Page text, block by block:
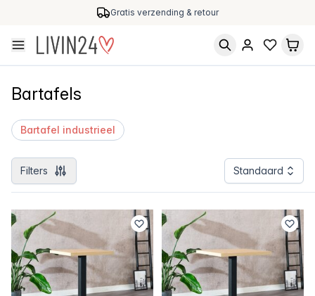
Bezoek ons Experience Center in Amersfoort
Bartafels
Bartafel industrieel
Filters Standaard